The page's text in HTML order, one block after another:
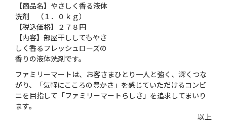
【商品名】やさしく香る液体
洗剤 （１．０ｋｇ）
【税込価格】２７８円
【内容】部屋干ししてもやさ
しく香るフレッシュローズの
香りの液体洗剤です。
ファミリーマートは、お客さまひとり一人と強く、深くつな
がり、「気軽にこころの豊かさ」を感じていただけるコンビ
ニを目指して「ファミリーマートらしさ」を追求してまいり
ます。
以上